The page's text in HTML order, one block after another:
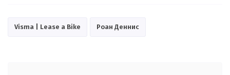
Visma | Lease a Bike Роан Деннис